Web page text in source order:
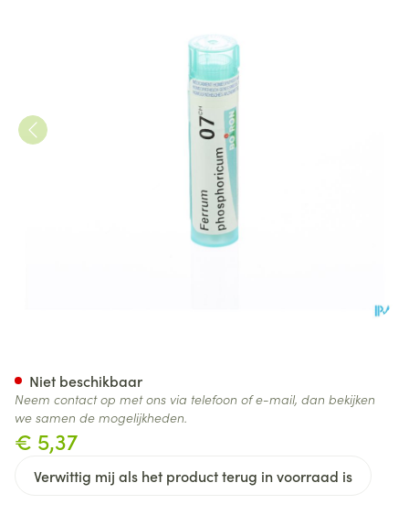
€ 5,37
Verwittig mij als het product terug in voorraad is
Niet beschikbaar
Neem contact op met ons via telefoon of e-mail, dan bekijken
we samen de mogelijkheden.